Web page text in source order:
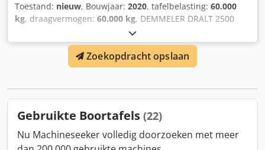
Toestand: nieuw, Bouwjaar: 2020, tafelbelasting: 60.000
kg, draagvermogen: 60.000 kg, DEMMELER DRALT 2500
kantelbare draaitafel. Nieuw, nieuwer gebruikt opgeslagen
in verwarmd magazijn. 2.500 x 2.500 mm, 60 ton. Lineaire
slag 2.500 mm. Kanteling 10°. Crodpfx Aewdiwaoiiof Blijft
draaien. Lineair meetsysteem Heidenhein LC 185.
Zoekopdracht opslaan
Gebruikte Boortafels (22)
Nu Machineseeker volledig doorzoeken met meer